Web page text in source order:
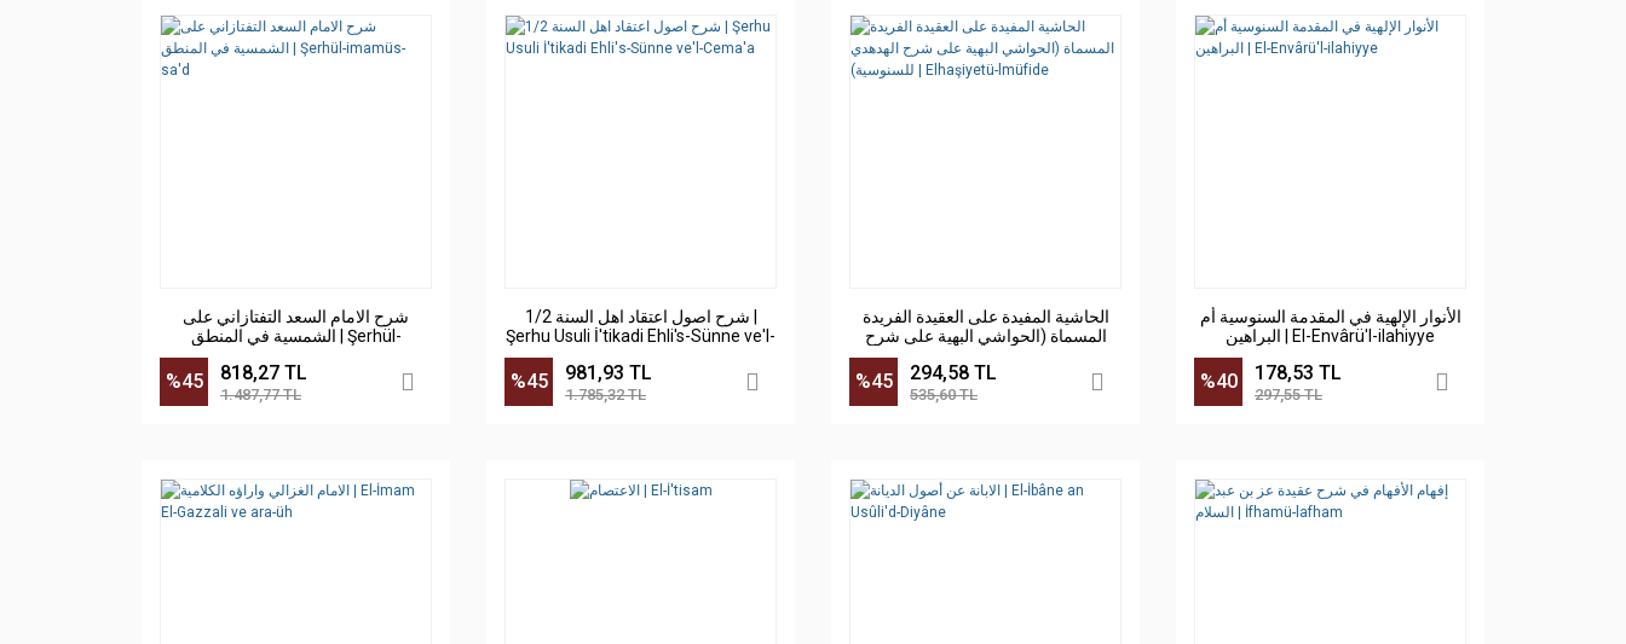
شرح الامام السعد التفتازاني على
الشمسية في المنطق | Şerhül-
%45 818,27 TL
1.487,77 TL
شرح اصول اعتقاد اهل السنة 1/2 |
Şerhu Usuli İ'tikadi Ehli's-Sünne ve'l-
%45 981,93 TL
1.785,32 TL
الحاشية المفيدة على العقيدة الفريدة
المسماة (الحواشي البهية على شرح
الهدهدي للسنوسية) | Elhaşiyetü-
lmüfide
%45 294,58 TL
535,60 TL
الأنوار الإلهية في المقدمة السنوسية أم
البراهين | El-Envârü'l-ilahiyye
%40 178,53 TL
297,55 TL